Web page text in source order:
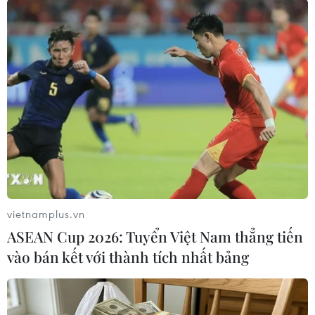
#Bộ Nội vụ Anh
#người nhập cư bất hợp pháp
#trục xuất sang Rwanda
#Đạo luật Rwanda
Theo dõi VietnamPlus
vietnamplus.vn
ASEAN Cup 2026: Tuyển Việt Nam thẳng tiến
vào bán kết với thành tích nhất bảng